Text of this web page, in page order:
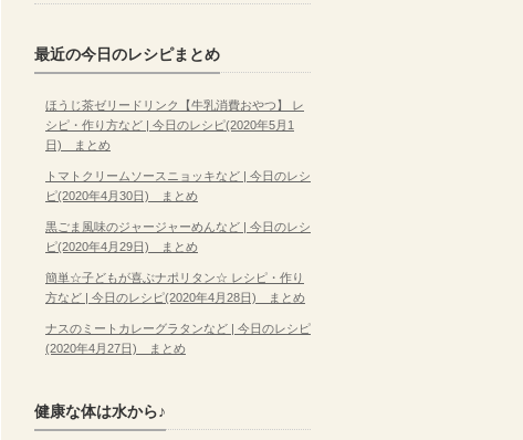
最近の今日のレシピまとめ
ほうじ茶ゼリードリンク【牛乳消費おやつ】 レ
シピ・作り方など | 今日のレシピ(2020年5月1
日) まとめ
トマトクリームソースニョッキなど | 今日のレシ
ピ(2020年4月30日) まとめ
黒ごま風味のジャージャーめんなど | 今日のレシ
ピ(2020年4月29日) まとめ
簡単☆子どもが喜ぶナポリタン☆ レシピ・作り
方など | 今日のレシピ(2020年4月28日) まとめ
ナスのミートカレーグラタンなど | 今日のレシピ
(2020年4月27日) まとめ
健康な体は水から♪